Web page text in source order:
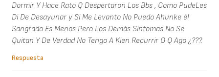
Dormir Y Hace Rato Q Despertaron Los Bbs , Como PudeLes
Di De Desayunar y Si Me Levanto No Puedo Ahunke él
Sangrado Es Menos Pero Los Demás Síntomas No Se
Quitan Y De Verdad No Tengo A Kien Recurrir O Q Ago ¿???.
Respuesta